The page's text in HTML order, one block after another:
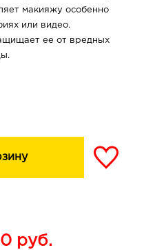
макияжу особенно
или видео.
ее от вредных
руб.